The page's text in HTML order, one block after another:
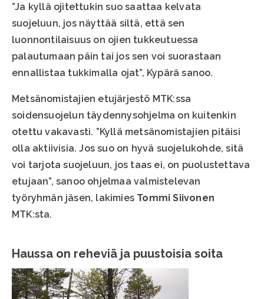
”Ja kyllä ojitettukin suo saattaa kelvata
suojeluun, jos näyttää siltä, että sen
luonnontilaisuus on ojien tukkeutuessa
palautumaan päin tai jos sen voi suorastaan
ennallistaa tukkimalla ojat”, Kypärä sanoo.
Metsänomistajien etujärjestö MTK:ssa
soidensuojelun täydennysohjelma on kuitenkin
otettu vakavasti. ”Kyllä metsänomistajien pitäisi
olla aktiivisia. Jos suo on hyvä suojelukohde, sitä
voi tarjota suojeluun, jos taas ei, on puolustettava
etujaan”, sanoo ohjelmaa valmistelevan
työryhmän jäsen, lakimies Tommi Siivonen
MTK:sta.
Haussa on reheviä ja puustoisia soita